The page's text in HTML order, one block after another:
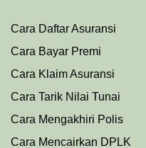
Cara Daftar Asuransi
Cara Bayar Premi
Cara Klaim Asuransi
Cara Tarik Nilai Tunai
Cara Mengakhiri Polis
Cara Mencairkan DPLK